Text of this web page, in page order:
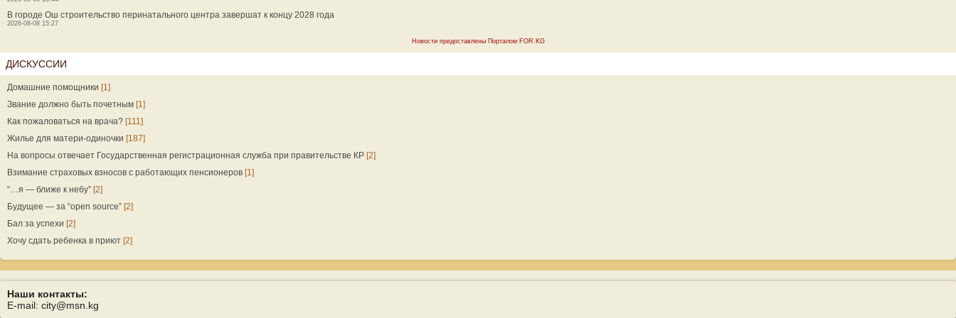
В городе Ош строительство перинатального центра завершат к концу 2028 года
2026-08-08 15:27
Новости предоставлены Порталом FOR.KG
ДИСКУССИИ
Домашние помощники [1]
Звание должно быть почетным [1]
Как пожаловаться на врача? [111]
Жилье для матери-одиночки [187]
На вопросы отвечает Государственная регистрационная служба при правительстве КР [2]
Взимание страховых взносов с работающих пенсионеров [1]
“…я — ближе к небу” [2]
Будущее — за “open source” [2]
Бал за успехи [2]
Хочу сдать ребенка в приют [2]
Наши контакты:
E-mail: city@msn.kg